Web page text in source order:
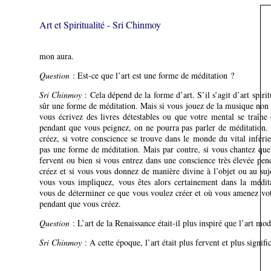
mon aura.
Question : Est-ce que l’art est une forme de méditation ?
Sri Chinmoy : Cela dépend de la forme d’art. S’il s’agit d’art
sûr une forme de méditation. Mais si vous jouez de la musique
vous écrivez des livres détestables ou que votre mental se traîne
pendant que vous peignez, on ne pourra pas parler de
créez, si votre conscience se trouve dans le monde du vital
pas une forme de méditation. Mais par contre, si vous chantez
fervent ou bien si vous entrez dans une conscience très élevée
créez et si vous vous donnez de manière divine à l’objet ou au
vous vous impliquez, vous êtes alors certainement dans la
vous de déterminer ce que vous voulez créer et où vous amenez
pendant que vous créez.
Question : L’art de la Renaissance était-il plus inspiré que l’art
Sri Chinmoy : A cette époque, l’art était plus fervent et plus
Art et Spiritualité - Sri Chinmoy